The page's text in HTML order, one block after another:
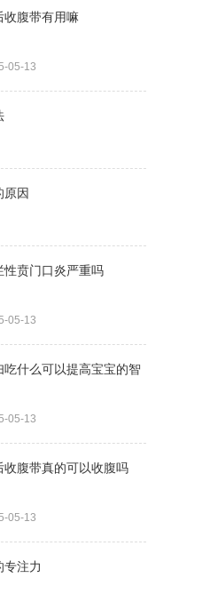
收腹带有用嘛
05-13
原因
性贲门口炎严重吗
05-13
吃什么可以提高宝宝的智
05-13
收腹带真的可以收腹吗
05-13
专注力